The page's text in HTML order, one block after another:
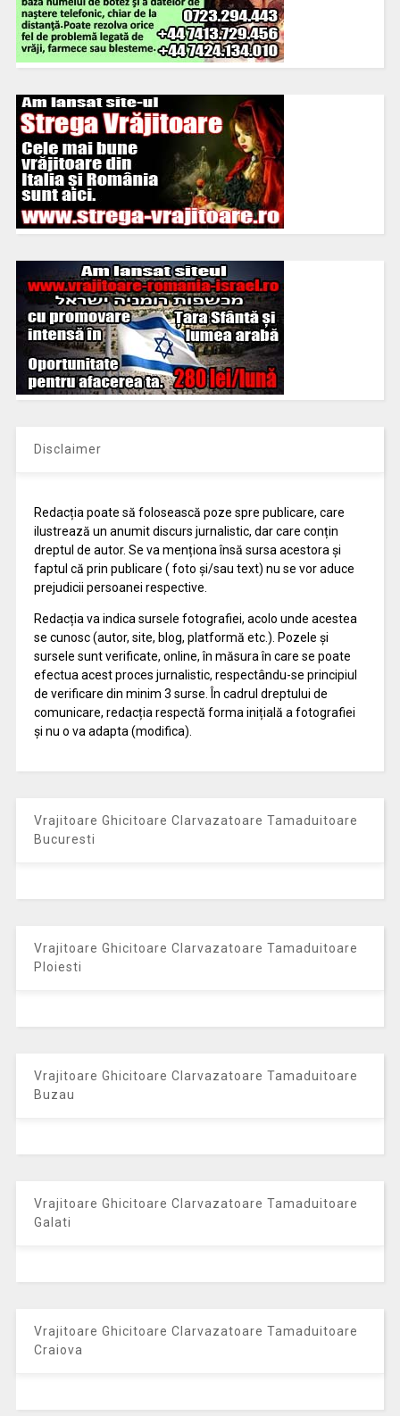
Disclaimer
Redacția poate să folosească poze spre publicare, care
ilustrează un anumit discurs jurnalistic, dar care conțin
dreptul de autor. Se va menționa însă sursa acestora și
faptul că prin publicare ( foto și/sau text) nu se vor aduce
prejudicii persoanei respective.
Redacția va indica sursele fotografiei, acolo unde acestea
se cunosc (autor, site, blog, platformă etc.). Pozele și
sursele sunt verificate, online, în măsura în care se poate
efectua acest proces jurnalistic, respectându-se principiul
de verificare din minim 3 surse. În cadrul dreptului de
comunicare, redacția respectă forma inițială a fotografiei
și nu o va adapta (modifica).
Vrajitoare Ghicitoare Clarvazatoare Tamaduitoare
Bucuresti
Vrajitoare Ghicitoare Clarvazatoare Tamaduitoare
Ploiesti
Vrajitoare Ghicitoare Clarvazatoare Tamaduitoare
Buzau
Vrajitoare Ghicitoare Clarvazatoare Tamaduitoare
Galati
Vrajitoare Ghicitoare Clarvazatoare Tamaduitoare
Craiova